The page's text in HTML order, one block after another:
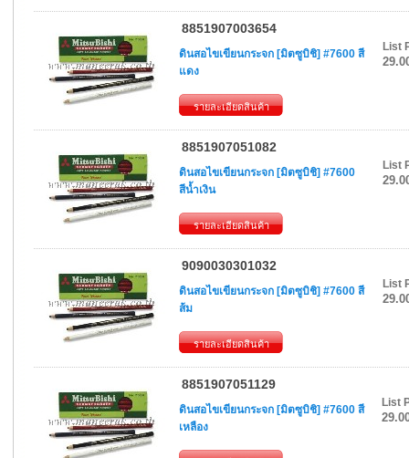
8851907003654
ดินสอไขเขียนกระจก [มิตซูบิชิ] #7600 สี
แดง
รายละเอียดสินค้า
List
8851907051082
ดินสอไขเขียนกระจก [มิตซูบิชิ] #7600
สีน้ำเงิน
รายละเอียดสินค้า
List
9090030301032
ดินสอไขเขียนกระจก [มิตซูบิชิ] #7600 สี
ส้ม
รายละเอียดสินค้า
List
8851907051129
ดินสอไขเขียนกระจก [มิตซูบิชิ] #7600 สี
เหลือง
List